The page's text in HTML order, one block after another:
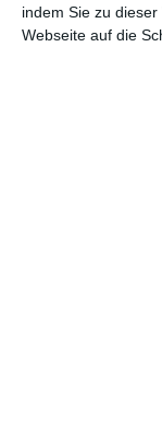
indem Sie zu
Webseite auf die
Genauer ist es der
jungen